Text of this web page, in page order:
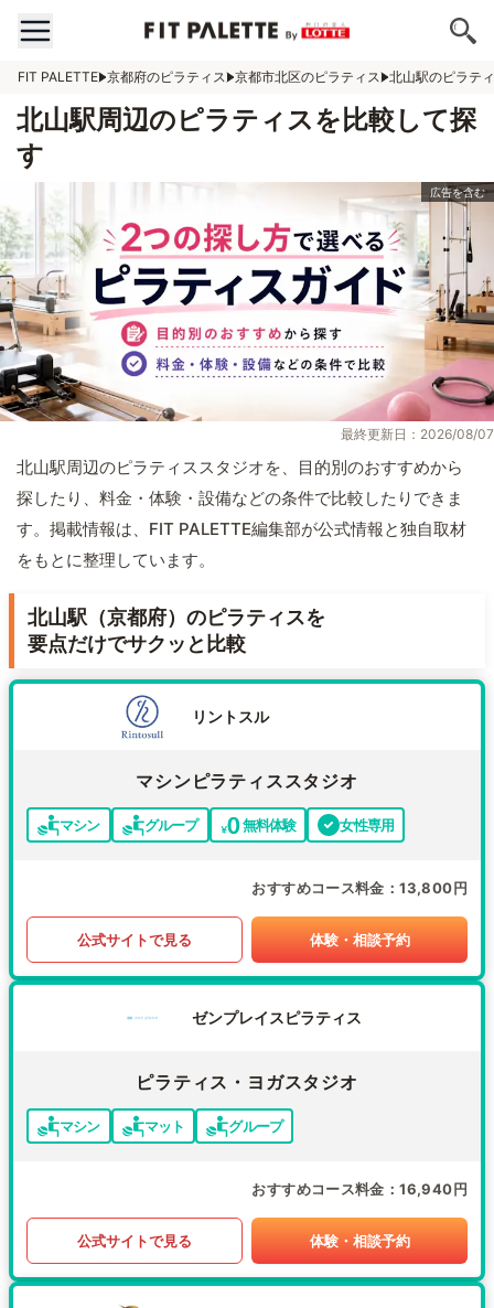
FIT PALETTE 京都府のピラティス 京都市北区のピラティス 北山駅のピラテ
北山駅周辺のピラティスを比較して探
す
最終更新日：2026/08/07
北山駅周辺のピラティススタジオを、目的別のおすすめから
探したり、料金・体験・設備などの条件で比較したりできま
す。掲載情報は、FIT PALETTE編集部が公式情報と独自取材
をもとに整理しています。
北山駅（京都府）のピラティスを
要点だけでサクッと比較
リントスル
マシンピラティススタジオ
マシン グループ 無料体験 女性専用
おすすめコース料金 13,800円
公式サイトで見る 体験・相談予約
ゼンプレイスピラティス
ピラティス・ヨガスタジオ
マシン マット グループ
おすすめコース料金 16,940円
公式サイトで見る 体験・相談予約